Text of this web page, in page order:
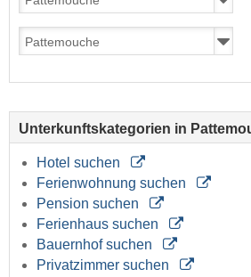
Unterkunftskategorien in
Hotel suchen
Ferienwohnung suchen
Pension suchen
Ferienhaus suchen
Bauernhof suchen
Privatzimmer suchen